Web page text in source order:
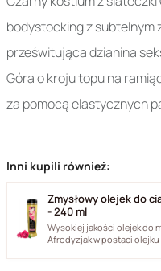
bodystocking z subtelnym
prześwitująca dzianina
Góra o kroju topu na
za pomocą elastycznych
Inni kupili również:
Zmysłowy olejek do
- 240 ml
Wysokiej jakości olejek do
Afrodyzjak w postaci olejku